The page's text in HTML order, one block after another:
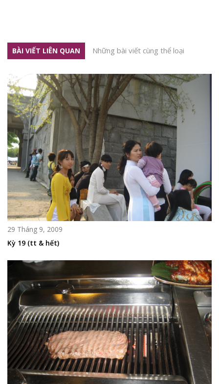
BÀI VIẾT LIÊN QUAN Những bài viết cùng thể loại
29 Tháng 9, 2009
Kỳ 19 (tt & hết)